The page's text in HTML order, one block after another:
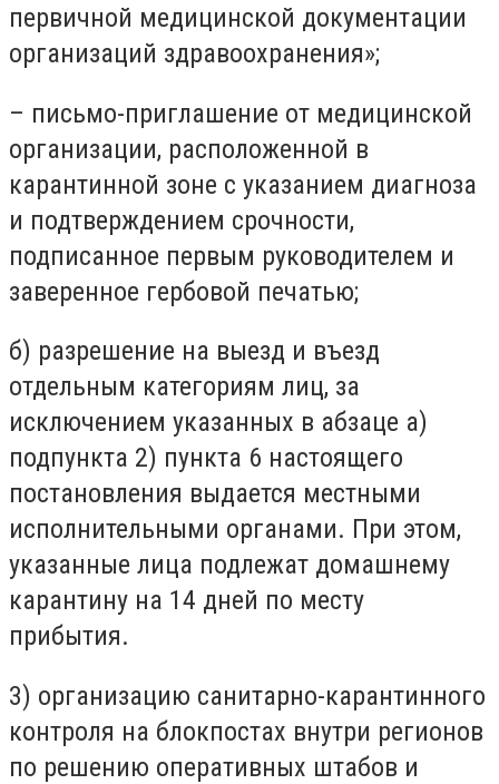
первичной медицинской документации
организаций здравоохранения»;
– письмо-приглашение от медицинской
организации, расположенной в
карантинной зоне с указанием диагноза
и подтверждением срочности,
подписанное первым руководителем и
заверенное гербовой печатью;
б) разрешение на выезд и въезд
отдельным категориям лиц, за
исключением указанных в абзаце а)
подпункта 2) пункта 6 настоящего
постановления выдается местными
исполнительными органами. При этом,
указанные лица подлежат домашнему
карантину на 14 дней по месту
прибытия.
3) организацию санитарно-карантинного
контроля на блокпостах внутри регионов
по решению оперативных штабов и